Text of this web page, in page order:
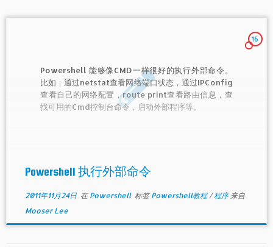
16
Powershell 能够像CMD一样很好的执行外部命令。
比如：通过netstat查看网络端口状态，通过IPConfig
查看自己的网络配置，route print查看路由信息，查
找可用的Cmd控制台命令，启动外部程序等。
Powershell 执行外部命令
2011年11月24日在 Powershell 标签Powershell教程/程序来自
Mooser Lee